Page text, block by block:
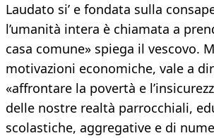
Laudato si’ e fondata sulla
l’umanità intera è chiamata a
casa comune» spiega il vescovo.
motivazioni economiche, vale a
«affrontare la povertà e
delle nostre realtà parrocchiali,
scolastiche, aggregative e di